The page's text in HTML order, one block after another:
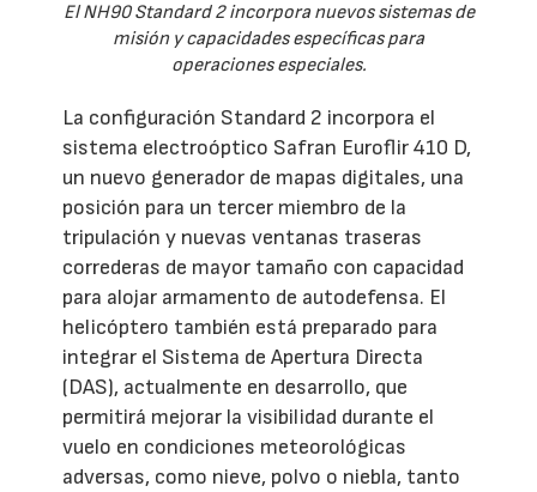
El NH90 Standard 2 incorpora nuevos sistemas de
misión y capacidades específicas para
operaciones especiales.
La configuración Standard 2 incorpora el
sistema electroóptico Safran Euroflir 410 D,
un nuevo generador de mapas digitales, una
posición para un tercer miembro de la
tripulación y nuevas ventanas traseras
correderas de mayor tamaño con capacidad
para alojar armamento de autodefensa. El
helicóptero también está preparado para
integrar el Sistema de Apertura Directa
(DAS), actualmente en desarrollo, que
permitirá mejorar la visibilidad durante el
vuelo en condiciones meteorológicas
adversas, como nieve, polvo o niebla, tanto